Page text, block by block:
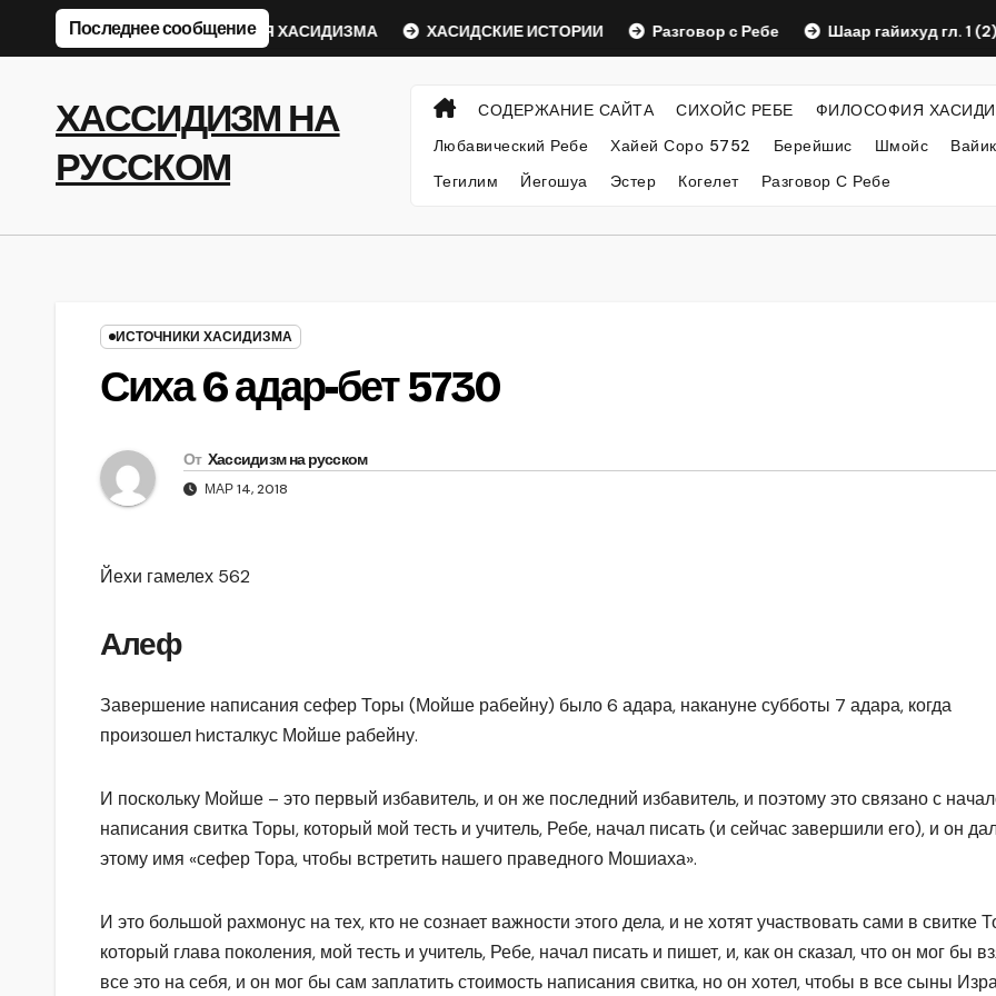
Перейти
Последнее сообщение
Ребе ФИЛОСОФИЯ ХАСИДИЗМА ХАСИДСКИЕ ИСТОРИИ Разговор с Ребе Шаар гайихуд гл. 1 (2)
ХАССИДИЗМ НА
РУССКОМ
СОДЕРЖАНИЕ САЙТА СИХОЙС РЕБЕ ФИЛОСОФИЯ
Любавический Ребе
Хайей Соро 5752 Берейшис Шмойс
Тегилим
Йегошуа Эстер Когелет Разговор С Ребе
ИСТОЧНИКИ ХАСИДИЗМА
Сиха 6 адар-бет 5730
От Хассидизм на русском
МАР 14, 2018
Йехи гамелех 562
Алеф
Завершение написания сефер Торы (Мойше рабейну) было 6 адара, накануне субботы 7 адара, когда
произошел hисталкус Мойше рабейну.
И поскольку Мойше – это первый избавитель, и он же последний избавитель, и поэтому это связано с
написания свитка Торы, который мой тесть и учитель, Ребе, начал писать (и сейчас завершили его), и он
этому имя «сефер Тора, чтобы встретить нашего праведного Мошиаха».
И это большой рахмонус на тех, кто не сознает важности этого дела, и не хотят участвовать сами в свитке
который глава поколения, мой тесть и учитель, Ребе, начал писать и пишет, и, как он сказал, что он мог бы
все это на себя, и он мог бы сам заплатить стоимость написания свитка, но он хотел, чтобы в все сыны